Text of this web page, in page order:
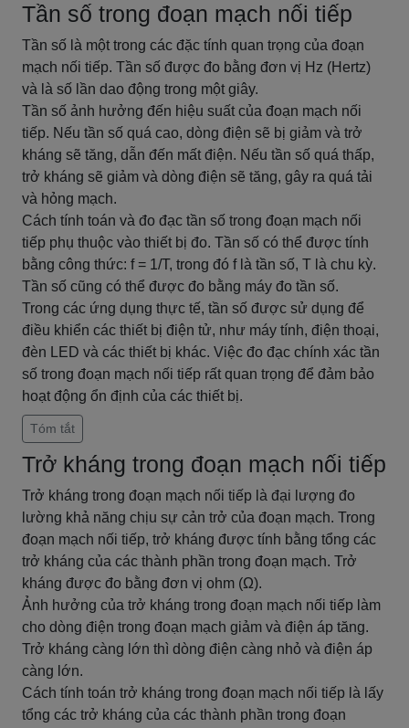
Tần số trong đoạn mạch nối tiếp
Tần số là một trong các đặc tính quan trọng của đoạn
mạch nối tiếp. Tần số được đo bằng đơn vị Hz (Hertz)
và là số lần dao động trong một giây.
Tần số ảnh hưởng đến hiệu suất của đoạn mạch nối
tiếp. Nếu tần số quá cao, dòng điện sẽ bị giảm và trở
kháng sẽ tăng, dẫn đến mất điện. Nếu tần số quá thấp,
trở kháng sẽ giảm và dòng điện sẽ tăng, gây ra quá tải
và hỏng mạch.
Cách tính toán và đo đạc tần số trong đoạn mạch nối
tiếp phụ thuộc vào thiết bị đo. Tần số có thể được tính
bằng công thức: f = 1/T, trong đó f là tần số, T là chu kỳ.
Tần số cũng có thể được đo bằng máy đo tần số.
Trong các ứng dụng thực tế, tần số được sử dụng để
điều khiển các thiết bị điện tử, như máy tính, điện thoại,
đèn LED và các thiết bị khác. Việc đo đạc chính xác tần
số trong đoạn mạch nối tiếp rất quan trọng để đảm bảo
hoạt động ổn định của các thiết bị.
Tóm tắt
Trở kháng trong đoạn mạch nối tiếp
Trở kháng trong đoạn mạch nối tiếp là đại lượng đo
lường khả năng chịu sự cản trở của đoạn mạch. Trong
đoạn mạch nối tiếp, trở kháng được tính bằng tổng các
trở kháng của các thành phần trong đoạn mạch. Trở
kháng được đo bằng đơn vị ohm (Ω).
Ảnh hưởng của trở kháng trong đoạn mạch nối tiếp làm
cho dòng điện trong đoạn mạch giảm và điện áp tăng.
Trở kháng càng lớn thì dòng điện càng nhỏ và điện áp
càng lớn.
Cách tính toán trở kháng trong đoạn mạch nối tiếp là lấy
tổng các trở kháng của các thành phần trong đoạn